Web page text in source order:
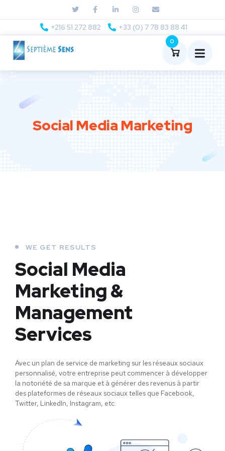
+216 51 272 882 +33 (0) 7 78 83 88 41
0
Social Media Marketing
WE GET RESULTS
Social Media
Marketing &
Management
Services
Avec un plan de service de marketing sur les réseaux sociaux
personnalisé, votre entreprise peut commencer à développer
la notoriété de sa marque et à générer des revenus à partir
des plateformes de réseaux sociaux telles que Facebook,
Twitter, LinkedIn, Instagram, etc.